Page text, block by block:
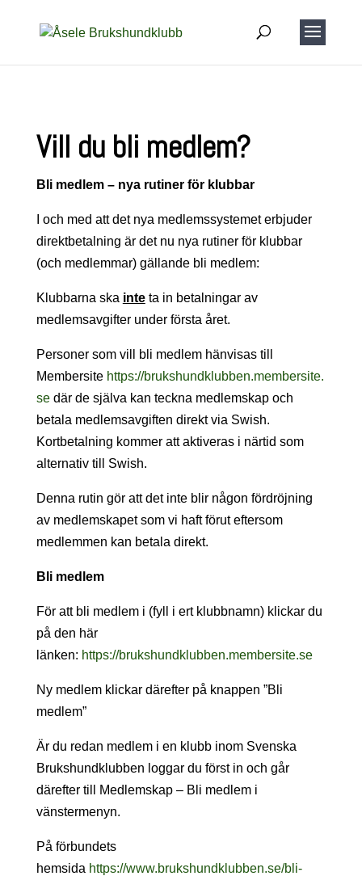
Vill du bli medlem?
Bli medlem – nya rutiner för klubbar
I och med att det nya medlemssystemet erbjuder
direktbetalning är det nu nya rutiner för klubbar
(och medlemmar) gällande bli medlem:
Klubbarna ska inteta in betalningar av
medlemsavgifter under första året.
Personer som vill bli medlem hänvisas till
Membersite https://brukshundklubben.membersite.
sedär de själva kan teckna medlemskap och
betala medlemsavgiften direkt via Swish.
Kortbetalning kommer att aktiveras i närtid som
alternativ till Swish.
Denna rutin gör att det inte blir någon fördröjning
av medlemskapet som vi haft förut eftersom
medlemmen kan betala direkt.
Bli medlem
För att bli medlem i (fyll i ert klubbnamn) klickar du
på den här
länken: https://brukshundklubben.membersite.se
Ny medlem klickar därefter på knappen ”Bli
medlem”
Är du redan medlem i en klubb inom Svenska
Brukshundklubben loggar du först in och går
därefter till Medlemskap – Bli medlem i
vänstermenyn.
På förbundets
hemsida https://www.brukshundklubben.se/bli-